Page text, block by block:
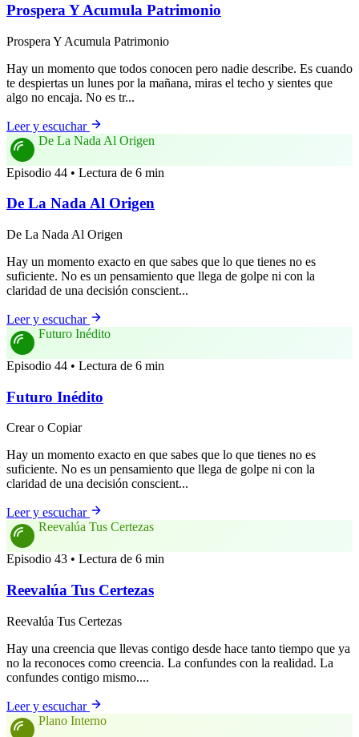
Prospera Y Acumula Patrimonio
Prospera Y Acumula Patrimonio
Hay un momento que todos conocen pero nadie describe. Es cuando
te despiertas un lunes por la mañana, miras el techo y sientes que
algo no encaja. No es tr...
Leer y escuchar
De La Nada Al Origen
Episodio 44 • Lectura de 6 min
De La Nada Al Origen
De La Nada Al Origen
Hay un momento exacto en que sabes que lo que tienes no es
suficiente. No es un pensamiento que llega de golpe ni con la
claridad de una decisión conscient...
Leer y escuchar
Futuro Inédito
Episodio 44 • Lectura de 6 min
Futuro Inédito
Crear o Copiar
Hay un momento exacto en que sabes que lo que tienes no es
suficiente. No es un pensamiento que llega de golpe ni con la
claridad de una decisión conscient...
Leer y escuchar
Reevalúa Tus Certezas
Episodio 43 • Lectura de 6 min
Reevalúa Tus Certezas
Reevalúa Tus Certezas
Hay una creencia que llevas contigo desde hace tanto tiempo que ya
no la reconoces como creencia. La confundes con la realidad. La
confundes contigo mismo....
Leer y escuchar
Plano Interno